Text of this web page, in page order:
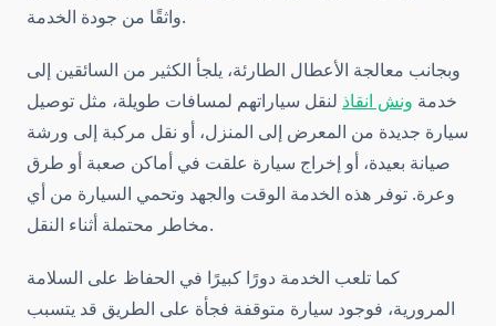
واثقًا من جودة الخدمة.
وبجانب معالجة الأعطال الطارئة، يلجأ الكثير من السائقين إلى
خدمة ونش انقاذ لنقل سياراتهم لمسافات طويلة، مثل توصيل
سيارة جديدة من المعرض إلى المنزل، أو نقل مركبة إلى ورشة
صيانة بعيدة، أو إخراج سيارة علقت في أماكن صعبة أو طرق
وعرة. توفر هذه الخدمة الوقت والجهد وتحمي السيارة من أي
مخاطر محتملة أثناء النقل.
كما تلعب الخدمة دورًا كبيرًا في الحفاظ على السلامة
المرورية، فوجود سيارة متوقفة فجأة على الطريق قد يتسبب